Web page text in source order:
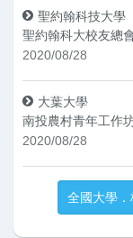
聖約翰科技大學
2020/08/28
大葉大學
2020/08/28
全國大學